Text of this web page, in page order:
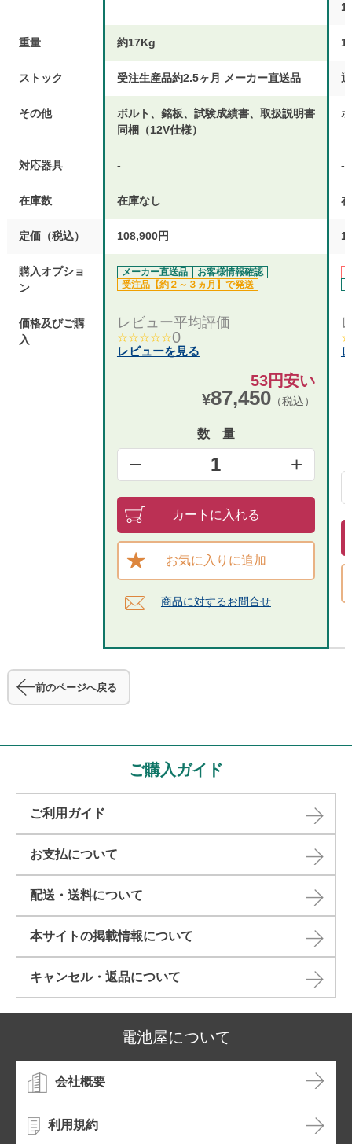
重量 約17Kg
ストック 受注生産品約2.5ヶ月 メーカー直送品
その他
ボルト、銘板、試験成績書、取扱説明書
同梱（12V仕様）
対応器具 - -
在庫数 在庫なし
定価（税込） 108,900円
購入オプショ
ン
メーカー直送品
お客様情報確認
受注品【約２～３ヵ月】で発送
価格及びご購
入
レビュー平均評価
☆☆☆☆☆0
レビューを見る
¥87,450（税込）
53円安い
数 量
1 +
カートに入れる
お気に入りに追加
商品に対するお問合せ​
前のページへ戻る
ご購入ガイド
ご利用ガイド
お支払について
配送・送料について
本サイトの掲載情報について​
キャンセル・返品について​
電池屋について
会社概要
利用規約